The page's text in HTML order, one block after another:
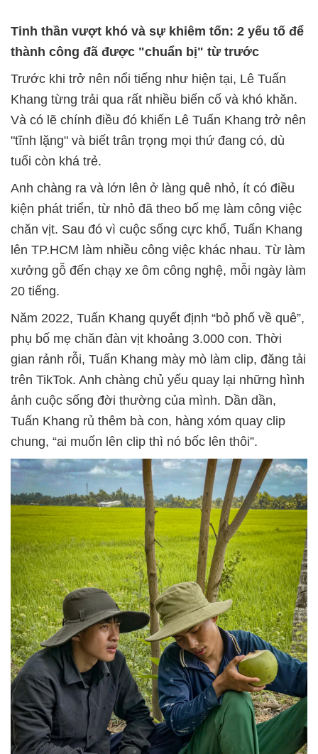
Tinh thần vượt khó và sự khiêm tốn: 2 yếu tố để
thành công đã được "chuẩn bị" từ trước
Trước khi trở nên nổi tiếng như hiện tại, Lê Tuấn
Khang từng trải qua rất nhiều biến cố và khó khăn.
Và có lẽ chính điều đó khiến Lê Tuấn Khang trở nên
"tĩnh lặng" và biết trân trọng mọi thứ đang có, dù
tuổi còn khá trẻ.
Anh chàng ra và lớn lên ở làng quê nhỏ, ít có điều
kiện phát triển, từ nhỏ đã theo bố mẹ làm công việc
chăn vịt. Sau đó vì cuộc sống cực khổ, Tuấn Khang
lên TP.HCM làm nhiều công việc khác nhau. Từ làm
xưởng gỗ đến chạy xe ôm công nghệ, mỗi ngày làm
20 tiếng.
Năm 2022, Tuấn Khang quyết định “bỏ phố về quê”,
phụ bố mẹ chăn đàn vịt khoảng 3.000 con. Thời
gian rảnh rỗi, Tuấn Khang mày mò làm clip, đăng tải
trên TikTok. Anh chàng chủ yếu quay lại những hình
ảnh cuộc sống đời thường của mình. Dần dần,
Tuấn Khang rủ thêm bà con, hàng xóm quay clip
chung, “ai muốn lên clip thì nó bốc lên thôi”.